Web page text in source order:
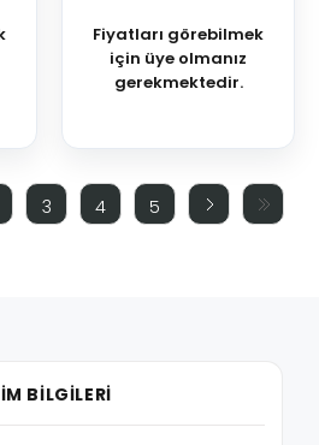
Fiyatları görebilmek
için üye olmanız
gerekmektedir.
3
4 5
BİLGİLERİ